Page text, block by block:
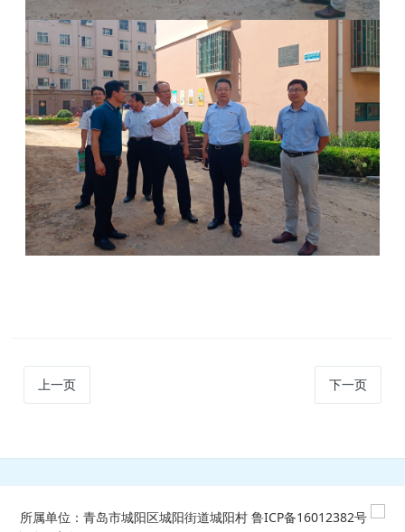
上一页 下一页
所属单位：青岛市城阳区城阳街道城阳村 鲁ICP备16012382号